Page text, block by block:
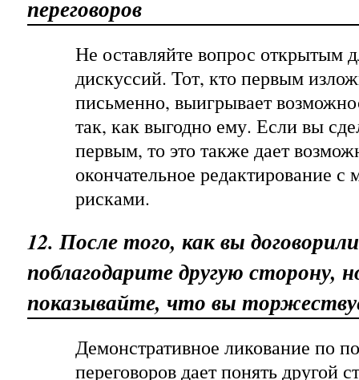
переговоров
Не оставляйте вопрос открытым
дискуссий. Тот, кто первым
письменно, выигрывает
так, как выгодно ему. Если вы
первым, то это также дает
окончательное редактирование
рисками.
12. После того, как вы
поблагодарите другую сторону,
показывайте, что вы
Демонстративное ликование по
переговоров дает понять другой